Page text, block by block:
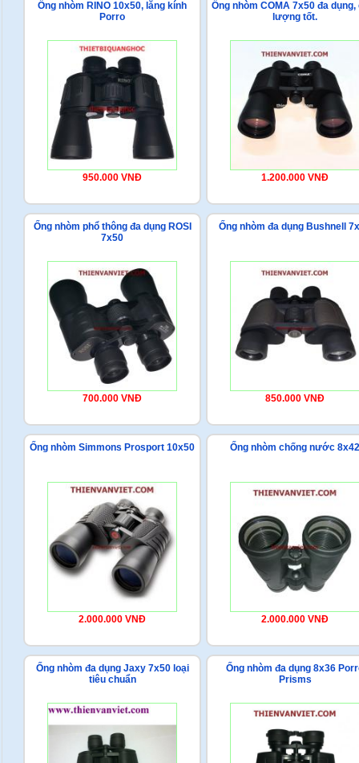
Ống nhòm RINO 10x50, lăng kính
Porro
950.000 VNĐ
Ống nhòm COMA 7x50 đa dụng,
lượng tốt.
1.200.000 VNĐ
Ống nhòm phổ thông đa dụng ROSI
7x50
700.000 VNĐ
Ống nhòm đa dụng Bushnell
850.000 VNĐ
Ống nhòm Simmons Prosport 10x50
2.000.000 VNĐ
Ống nhòm chống nước 8x42
2.000.000 VNĐ
Ống nhòm đa dụng Jaxy 7x50 loại
tiêu chuẩn
Ống nhòm đa dụng 8x36
Prisms